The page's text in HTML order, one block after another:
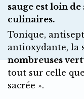
sauge est loin
culinaires.
Tonique,
antioxydante, la
nombreuses
tout sur celle
sacrée ».